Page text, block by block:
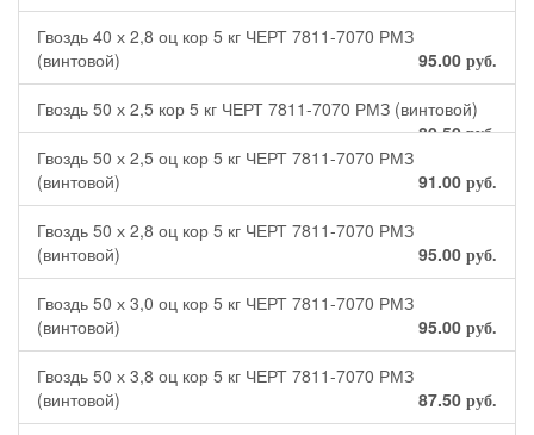
Гвоздь 40 х 2,8 оц кор 5 кг ЧЕРТ 7811-7070 РМЗ
(винтовой)
95.00 руб.
Гвоздь 50 х 2,5 кор 5 кг ЧЕРТ 7811-7070 РМЗ (винтовой)
80.50руб.
Гвоздь 50 х 2,5 оц кор 5 кг ЧЕРТ 7811-7070 РМЗ
(винтовой)
91.00 руб.
Гвоздь 50 х 2,8 оц кор 5 кг ЧЕРТ 7811-7070 РМЗ
(винтовой)
95.00 руб.
Гвоздь 50 х 3,0 оц кор 5 кг ЧЕРТ 7811-7070 РМЗ
(винтовой)
95.00 руб.
Гвоздь 50 х 3,8 оц кор 5 кг ЧЕРТ 7811-7070 РМЗ
(винтовой)
87.50 руб.